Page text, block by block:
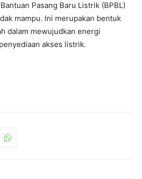
Pasang Baru Listrik (BPBL)
mampu. Ini merupakan bentuk
dalam mewujudkan energi
akses listrik.